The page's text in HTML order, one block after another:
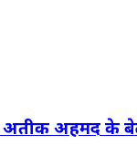
अतीक अहमद के